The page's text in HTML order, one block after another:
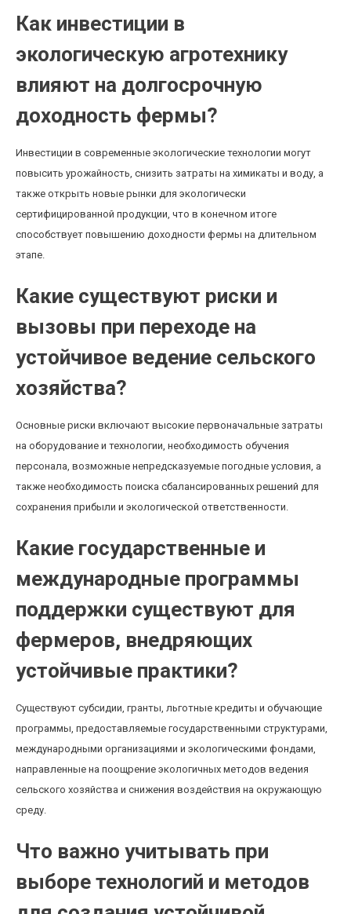
Как инвестиции в
экологическую агротехнику
влияют на долгосрочную
доходность фермы?
Инвестиции в современные экологические технологии могут
повысить урожайность, снизить затраты на химикаты и воду, а
также открыть новые рынки для экологически
сертифицированной продукции, что в конечном итоге
способствует повышению доходности фермы на длительном
этапе.
Какие существуют риски и
вызовы при переходе на
устойчивое ведение сельского
хозяйства?
Основные риски включают высокие первоначальные затраты
на оборудование и технологии, необходимость обучения
персонала, возможные непредсказуемые погодные условия, а
также необходимость поиска сбалансированных решений для
сохранения прибыли и экологической ответственности.
Какие государственные и
международные программы
поддержки существуют для
фермеров, внедряющих
устойчивые практики?
Существуют субсидии, гранты, льготные кредиты и обучающие
программы, предоставляемые государственными структурами,
международными организациями и экологическими фондами,
направленные на поощрение экологичных методов ведения
сельского хозяйства и снижения воздействия на окружающую
среду.
Что важно учитывать при
выборе технологий и методов